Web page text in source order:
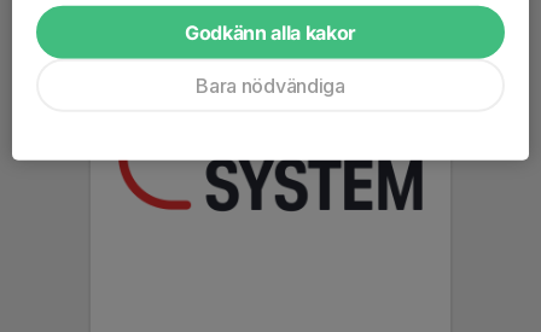
Godkänn alla kakor
Bara nödvändiga